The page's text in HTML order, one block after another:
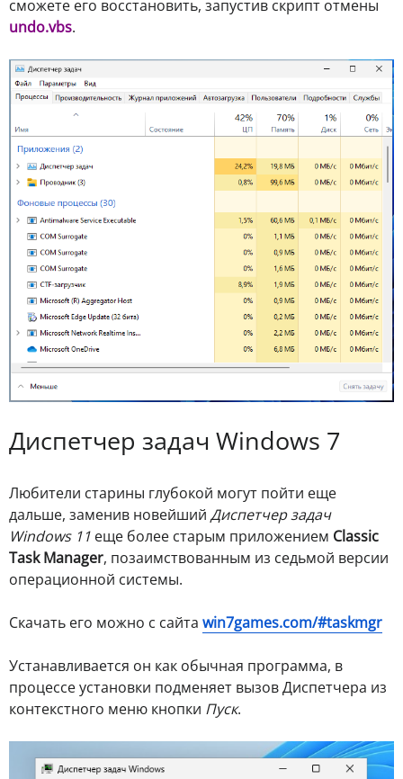
сможете его восстановить, запустив скрипт отмены
undo.vbs.
Диспетчер задач Windows 7
Любители старины глубокой могут пойти еще
дальше, заменив новейший Диспетчер задач
Windows 11 еще более старым приложением Classic
Task Manager, позаимствованным из седьмой версии
операционной системы.
Скачать его можно с сайта win7games.com/#taskmgr
Устанавливается он как обычная программа, в
процессе установки подменяет вызов Диспетчера из
контекстного меню кнопки Пуск.